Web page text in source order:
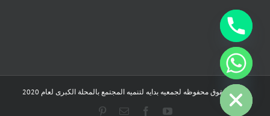
جميع الحقوق محفوظه لجمعيه بدايه لتنميه المجتمع بالمحلة الكبرى لعام 2020
YouTube
Facebook
Email
Hide
chaty